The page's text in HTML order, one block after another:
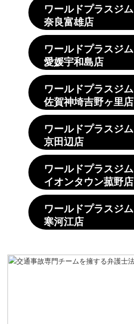
ワールドプラスジム
奈良富雄店
ワールドプラスジム
愛媛宇和島店
ワールドプラスジム
佐賀神埼吉野ヶ里店
ワールドプラスジム
京田辺店
ワールドプラスジム
イオンタウン菰野店
ワールドプラスジム
寒河江店